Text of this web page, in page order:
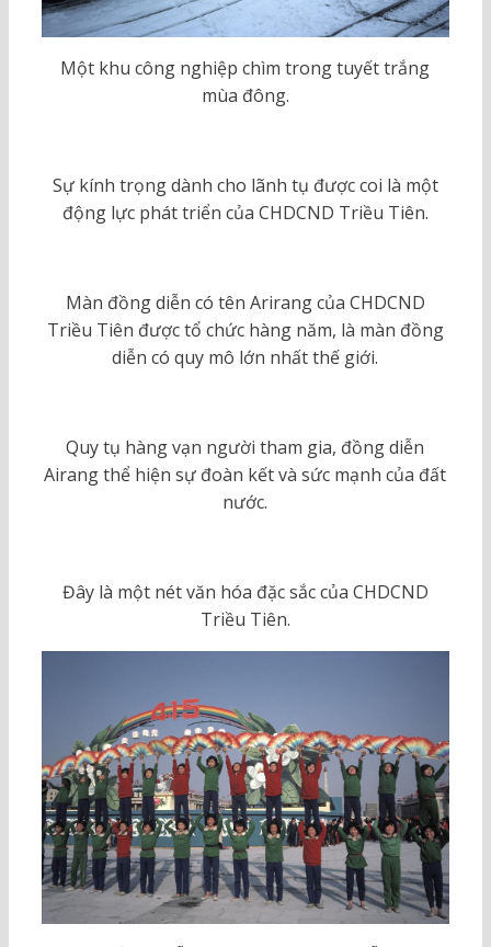
Một khu công nghiệp chìm trong tuyết trắng
mùa đông.
Sự kính trọng dành cho lãnh tụ được coi là một
động lực phát triển của CHDCND Triều Tiên.
Màn đồng diễn có tên Arirang của CHDCND
Triều Tiên được tổ chức hàng năm, là màn đồng
diễn có quy mô lớn nhất thế giới.
Quy tụ hàng vạn người tham gia, đồng diễn
Airang thể hiện sự đoàn kết và sức mạnh của đất
nước.
Đây là một nét văn hóa đặc sắc của CHDCND
Triều Tiên.